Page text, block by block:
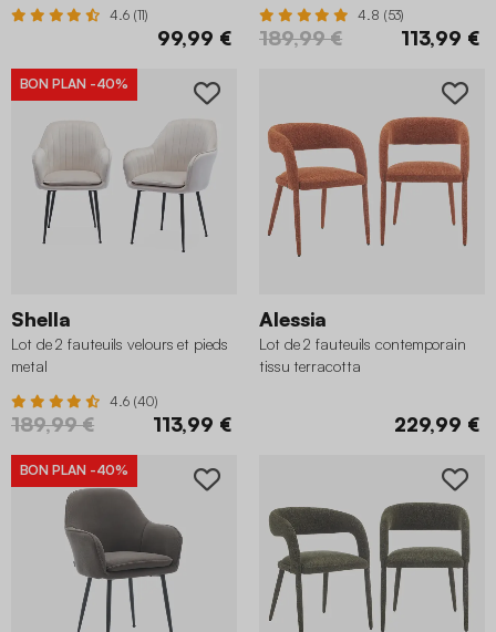
4.6 (11)
99,99 €
4.8 (53)
189,99 € 113,99 €
BON PLAN -40%
Shella
Lot de 2 fauteuils velours et pieds
metal
4.6 (40)
189,99 € 113,99 €
Alessia
Lot de 2 fauteuils contemporain
tissu terracotta
229,99 €
BON PLAN -40%